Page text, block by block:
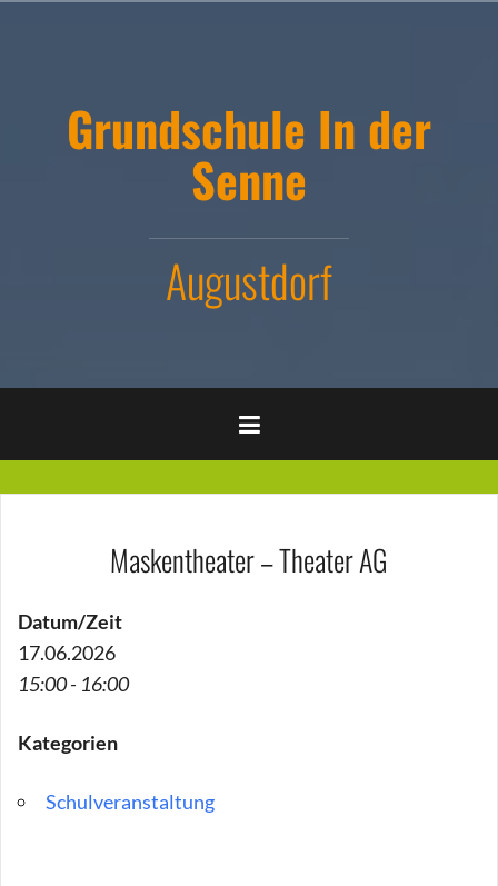
Grundschule In der
Senne
Augustdorf
Maskentheater – Theater AG
Datum/Zeit
17.06.2026
15:00 - 16:00
Kategorien
Schulveranstaltung